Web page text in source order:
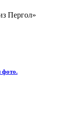
Пергол»
фото.